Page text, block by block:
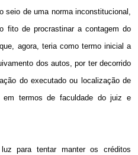
seio de uma norma inconstitucional,
fito de procrastinar a contagem do
agora, teria como termo inicial a
dos autos, por ter decorrido
do executado ou localização de
termos de faculdade do juiz e
para tentar manter os créditos